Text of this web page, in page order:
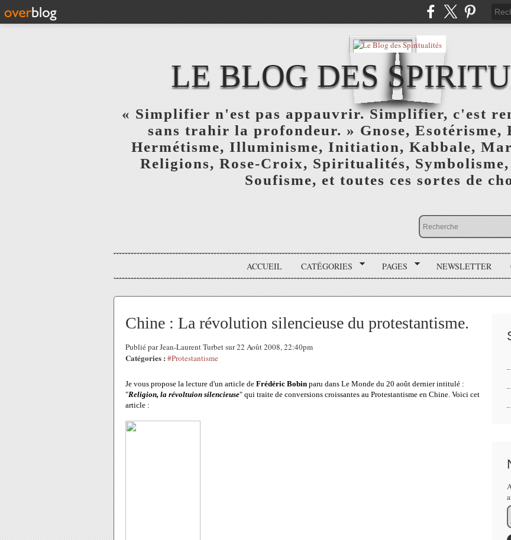
LE BLOG DES
« Simplifier n'est pas appauvrir. Simplifier, c'est
sans trahir la profondeur. » Gnose, Esotérisme,
Hermétisme, Illuminisme, Initiation, Kabbale,
Religions, Rose-Croix, Spiritualités,
Soufisme, et toutes ces sortes de
ACCUEIL CATÉGORIES PAGES NEWSLETTER
Chine : La révolution silencieuse du protestantisme.
Publié par Jean-Laurent Turbet sur 22 Août 2008, 22:40pm
Catégories : #Protestantisme
Je vous propose la lecture d'un article de Frédéric Bobin paru dans Le Monde du 20 août dernier intitulé :
"Religion, la révoltuion silencieuse" qui traite de conversions croissantes au Protestantisme en Chine. Voici cet
article :